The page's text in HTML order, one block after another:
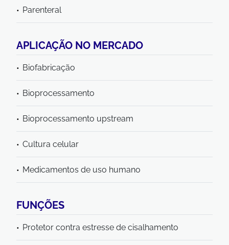
Parenteral
APLICAÇÃO NO MERCADO
Biofabricação
Bioprocessamento
Bioprocessamento upstream
Cultura celular
Medicamentos de uso humano
FUNÇÕES
Protetor contra estresse de cisalhamento